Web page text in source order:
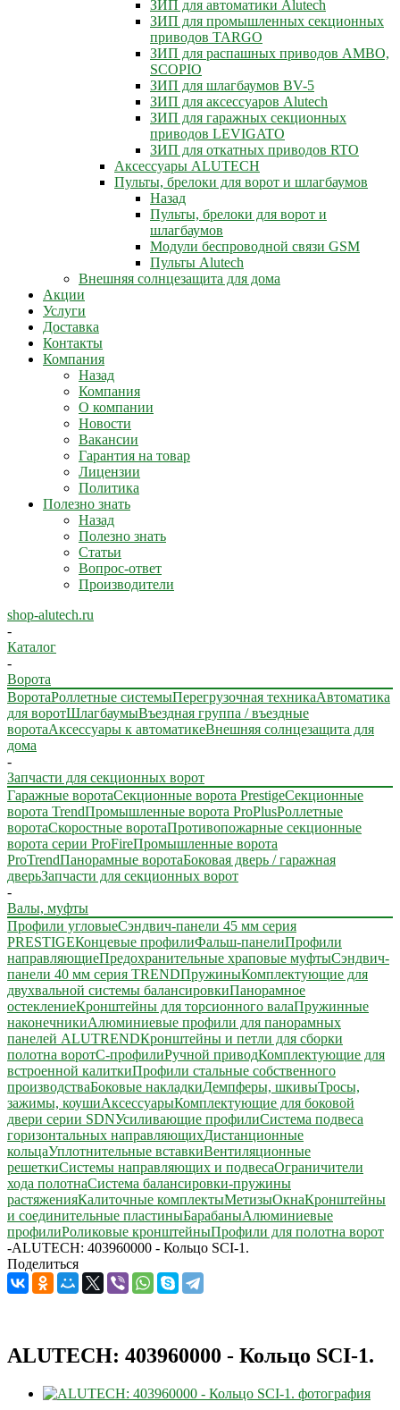
ЗИП для автоматики Alutech
ЗИП для промышленных секционных
приводов TARGO
ЗИП для распашных приводов AMBO,
SCOPIO
ЗИП для шлагбаумов BV-5
ЗИП для аксессуаров Alutech
ЗИП для гаражных секционных
приводов LEVIGATO
ЗИП для откатных приводов RTO
Аксессуары ALUTECH
Пульты, брелоки для ворот и шлагбаумов
Назад
Пульты, брелоки для ворот и
шлагбаумов
Модули беспроводной связи GSM
Пульты Alutech
Внешняя солнцезащита для дома
Акции
Услуги
Доставка
Контакты
Компания
Назад
Компания
О компании
Новости
Вакансии
Гарантия на товар
Лицензии
Политика
Полезно знать
Назад
Полезно знать
Статьи
Вопрос-ответ
Производители
shop-alutech.ru
-
Каталог
-
Ворота
ВоротаРоллетные системыПерегрузочная техникаАвтоматика
для воротШлагбаумыВъездная группа / въездные
воротаАксессуары к автоматикеВнешняя солнцезащита для
дома
-
Запчасти для секционных ворот
Гаражные воротаСекционные ворота PrestigeСекционные
ворота TrendПромышленные ворота ProPlusРоллетные
воротаСкоростные воротаПротивопожарные секционные
ворота серии ProFireПромышленные ворота
ProTrendПанорамные воротаБоковая дверь / гаражная
дверьЗапчасти для секционных ворот
-
Валы, муфты
Профили угловыеСэндвич-панели 45 мм серия
PRESTIGEКонцевые профилиФальш-панелиПрофили
направляющиеПредохранительные храповые муфтыСэндвич-
панели 40 мм серия TRENDПружиныКомплектующие для
двухвальной системы балансировкиПанорамное
остеклениеКронштейны для торсионного валаПружинные
наконечникиАлюминиевые профили для панорамных
панелей ALUTRENDКронштейны и петли для сборки
полотна воротС-профилиРучной приводКомплектующие для
встроенной калиткиПрофили стальные собственного
производстваБоковые накладкиДемпферы, шкивыТросы,
зажимы, коушиАксессуарыКомплектующие для боковой
двери серии SDNУсиливающие профилиСистема подвеса
горизонтальных направляющихДистанционные
кольцаУплотнительные вставкиВентиляционные
решеткиСистемы направляющих и подвесаОграничители
хода полотнаСистема балансировки-пружины
растяженияКалиточные комплектыМетизыОкнаКронштейны
и соединительные пластиныБарабаныАлюминиевые
профилиРоликовые кронштейныПрофили для полотна ворот
-ALUTECH: 403960000 - Кольцо SCI-1.
Поделиться
ALUTECH: 403960000 - Кольцо SCI-1.